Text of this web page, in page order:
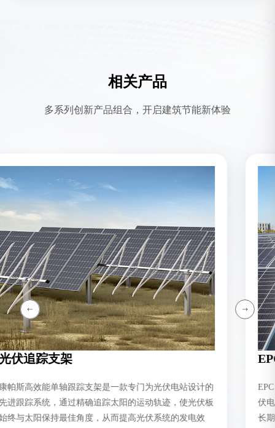
相关产品
多系列创新产品组合，开启建筑节能新体验
光伏追踪支架
康帕斯高效能单轴跟踪支架是一款专门为光伏电站设计的
先进跟踪系统，通过精确追踪太阳的运动轨迹，使光伏板
始终与太阳保持最佳角度，从而提高光伏系统的发电效